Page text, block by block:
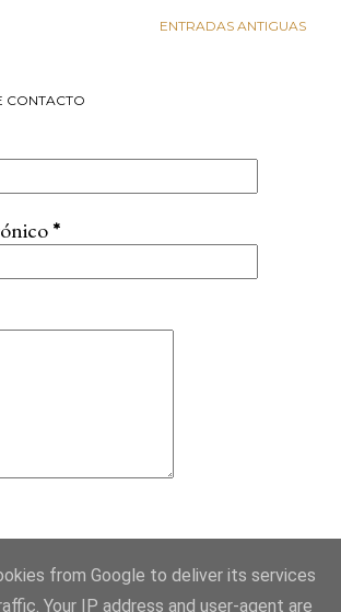
ENTRADAS ANTIGUAS
CONTACTO
*
from Google to deliver its services
Your IP address and user-agent are